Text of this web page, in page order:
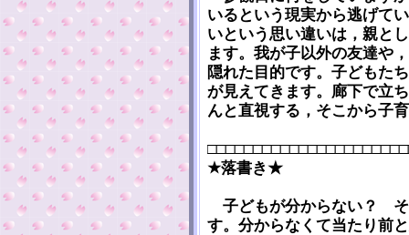
いるという現実から逃げて
いという思い違いは，親と
ます。我が子以外の友達や
隠れた目的です。子どもた
が見えてきます。廊下で立
んと直視する，そこから子
★落書き★
子どもが分からない？ そ
す。分からなくて当たり前